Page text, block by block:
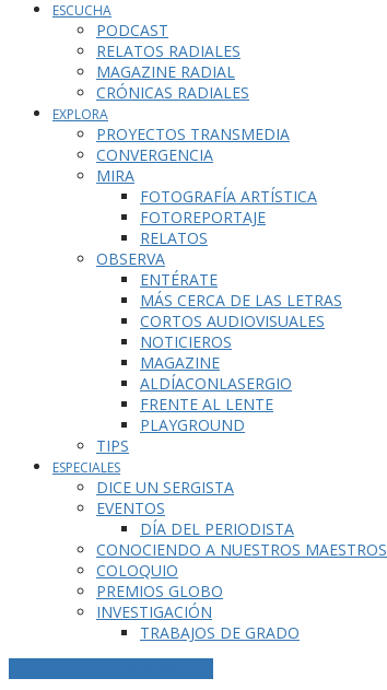
ESCUCHA
PODCAST
RELATOS RADIALES
MAGAZINE RADIAL
CRÓNICAS RADIALES
EXPLORA
PROYECTOS TRANSMEDIA
CONVERGENCIA
MIRA
FOTOGRAFÍA ARTÍSTICA
FOTOREPORTAJE
RELATOS
OBSERVA
ENTÉRATE
MÁS CERCA DE LAS LETRAS
CORTOS AUDIOVISUALES
NOTICIEROS
MAGAZINE
ALDÍACONLASERGIO
FRENTE AL LENTE
PLAYGROUND
TIPS
ESPECIALES
DICE UN SERGISTA
EVENTOS
DÍA DEL PERIODISTA
CONOCIENDO A NUESTROS MAESTROS
COLOQUIO
PREMIOS GLOBO
INVESTIGACIÓN
TRABAJOS DE GRADO